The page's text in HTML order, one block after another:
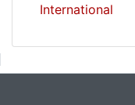
International